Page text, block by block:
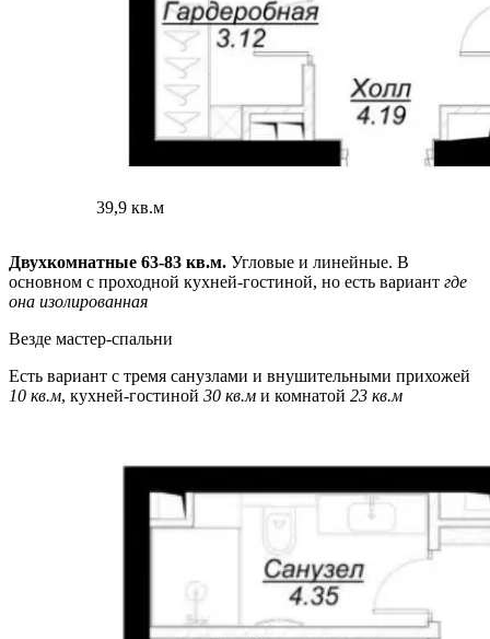
39,9 кв.м
Двухкомнатные 63-83 кв.м. Угловые и линейные. В
основном с проходной кухней-гостиной, но есть вариант где
она изолированная
Везде мастер-спальни
Есть вариант с тремя санузлами и внушительными прихожей
10 кв.м, кухней-гостиной 30 кв.м и комнатой 23 кв.м